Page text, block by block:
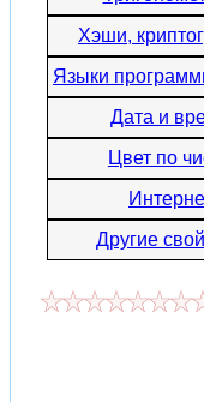
Хэши,
Языки
Дата и
Цвет по
Другие